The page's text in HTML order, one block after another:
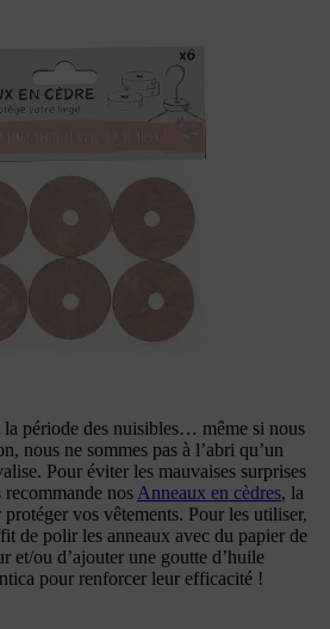
la période des nuisibles… même si nous
nous ne sommes pas à l’abri qu’un
Pour éviter les mauvaises surprises
nos Anneaux en cèdres, la
vos vêtements. Pour les utiliser,
de polir les anneaux avec du papier de
et/ou d’ajouter une goutte d’huile
pour renforcer leur efficacité !